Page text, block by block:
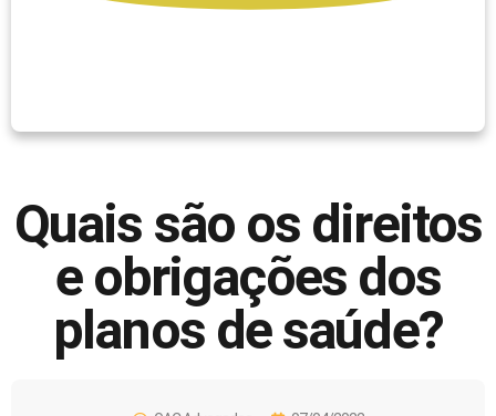
Quais são os direitos
e obrigações dos
planos de saúde?